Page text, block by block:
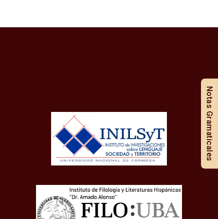
Notas Gramaticales